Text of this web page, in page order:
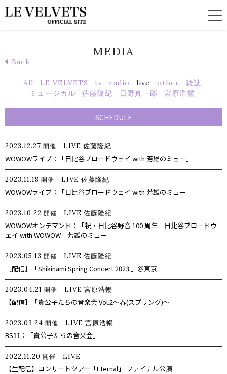
MEDIA
Back
All LE VELVETS tv radio live other
雑誌
ミュージカル
佐藤隆紀 日野真一郎 宮原浩暢
SCHEDULE
2023.12.27 開催 LIVE 佐藤隆紀
WOWOWライブ：「日比谷ブロードウェイ with 芳雄のミュー」
2023.11.18 開催 LIVE 佐藤隆紀
WOWOWライブ：「日比谷ブロードウェイ with 芳雄のミュー」
2023.10.22 開催 LIVE 佐藤隆紀
WOWOWオンデマンド：「祝・日比谷野音 100 周年 日比谷ブロードウ
ェイ with WOWOW 芳雄のミュー」
2023.05.13 開催 LIVE 佐藤隆紀
［配信］「Shikinami Spring Concert 2023 」＠東京
2023.04.21 開催 LIVE 宮原浩暢
【配信】「貴公子たちの音楽会 Vol.2〜春(スプリング)〜」
2023.03.24 開催 LIVE 宮原浩暢
BS11：「貴公子たちの音楽会」
2022.11.20 開催 LIVE
【生配信】コンサートツアー「Eternal」 ファイナル公演